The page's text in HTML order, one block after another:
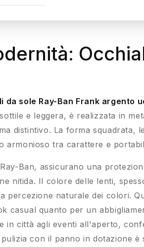
da sole Ray-Ban Frank argento
e leggera, è realizzata in
distintivo. La forma squadrata,
armonioso tra carattere e
Ban, assicurano una
nitida. Il colore delle lenti,
percezione naturale dei colori.
casual quanto per un
in città agli eventi all'aperto,
con il panno in dotazione è